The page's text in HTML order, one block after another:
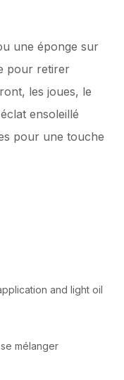
une éponge sur
pour retirer
les joues, le
ensoleillé
pour une touche
and light oil
mélanger